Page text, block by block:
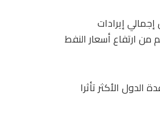
إيرادات
إلى 678.9 مليار روبل (9.3 مليار دولار)، بدعم من ارتفاع أسعار النفط
الأكثر تأثرا